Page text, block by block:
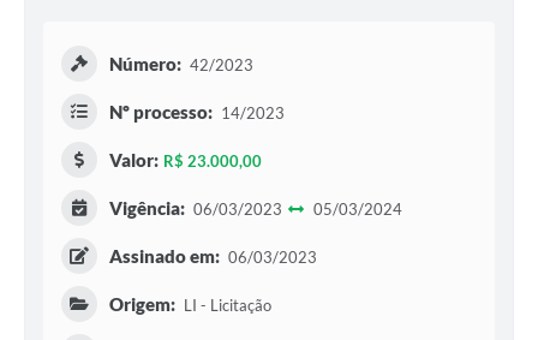
Número: 42/2023
Nº processo: 14/2023
Valor: R$ 23.000,00
Vigência: 06/03/2023 05/03/2024
Assinado em: 06/03/2023
Origem: LI - Licitação